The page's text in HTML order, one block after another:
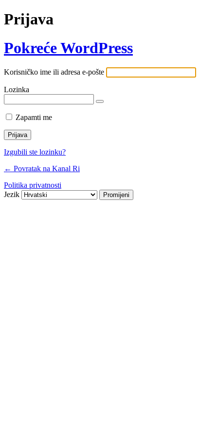
Prijava
Pokreće WordPress
Korisničko ime ili adresa e-pošte
Lozinka
Zapamti me
Izgubili ste lozinku?
← Povratak na Kanal Ri
Politika privatnosti
Jezik